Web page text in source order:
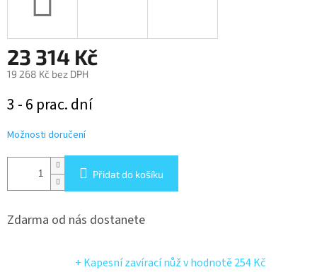
23 314 Kč
19 268 Kč bez DPH
cena:
3 - 6 prac. dní
Možnosti doručení
Přidat do košíku
Zdarma od nás dostanete
+ Kapesní zavírací nůžv hodnotě 254 Kč